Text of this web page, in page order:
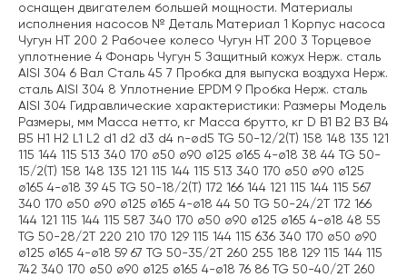
оснащен двигателем большей мощности. Материалы
исполнения насосов № Деталь Материал 1 Корпус насоса
Чугун HT 200 2 Рабочее колесо Чугун HT 200 3 Торцевое
уплотнение 4 Фонарь Чугун 5 Защитный кожух Нерж. сталь
AISI 304 6 Вал Сталь 45 7 Пробка для выпуска воздуха Нерж.
сталь AISI 304 8 Уплотнение EPDM 9 Пробка Нерж. сталь
AISI 304 Гидравлические характеристики: Размеры Модель
Размеры, мм Масса нетто, кг Масса брутто, кг D B1 B2 B3 B4
B5 H1 H2 L1 L2 d1 d2 d3 d4 n-ød5 TG 50-12/2(T) 158 148 135 121
115 144 115 513 340 170 ø50 ø90 ø125 ø165 4-ø18 38 44 TG 50-
15/2(T) 158 148 135 121 115 144 115 513 340 170 ø50 ø90 ø125
ø165 4-ø18 39 45 TG 50-18/2(T) 172 166 144 121 115 144 115 567
340 170 ø50 ø90 ø125 ø165 4-ø18 44 50 TG 50-24/2T 172 166
144 121 115 144 115 587 340 170 ø50 ø90 ø125 ø165 4-ø18 48 55
TG 50-28/2T 220 210 170 129 115 144 115 636 340 170 ø50 ø90
ø125 ø165 4-ø18 59 67 TG 50-35/2T 260 255 188 129 115 144 115
742 340 170 ø50 ø90 ø125 ø165 4-ø18 76 86 TG 50-40/2T 260